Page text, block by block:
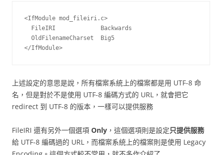
<IfModule mod_fileiri.c>
  FileIRI             Backwards
  OldFilenameCharset  Big5
</IfModule>
上述設定的意思是說，所有檔案系統上的檔案都是用 UTF-8 命
名，但是對於不是使用 UTF-8 編碼方式的 URL，就會把它
redirect 到 UTF-8 的版本，一樣可以提供服務
FileIRI 還有另外一個選項 Only ，這個選項則是設定只提供服務
給 UTF-8 編碼過的 URL，而檔案系統上的檔案則是使用 Legacy